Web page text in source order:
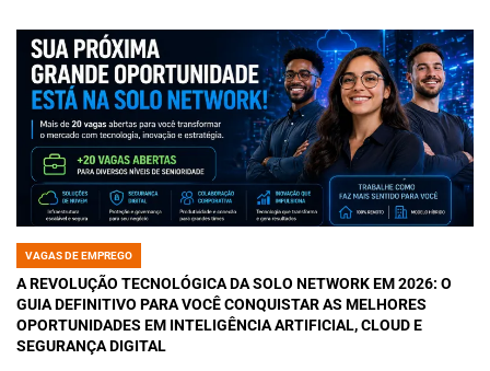
POSTED
IN
VAGAS DE EMPREGO
A REVOLUÇÃO TECNOLÓGICA DA SOLO NETWORK EM 2026: O
GUIA DEFINITIVO PARA VOCÊ CONQUISTAR AS MELHORES
OPORTUNIDADES EM INTELIGÊNCIA ARTIFICIAL, CLOUD E
SEGURANÇA DIGITAL